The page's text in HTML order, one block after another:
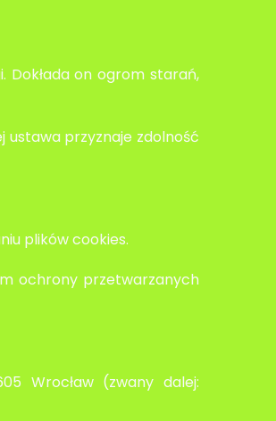
Dokłada on ogrom starań,
ustawa przyznaje zdolność
plików cookies.
ochrony przetwarzanych
Wrocław (zwany dalej: